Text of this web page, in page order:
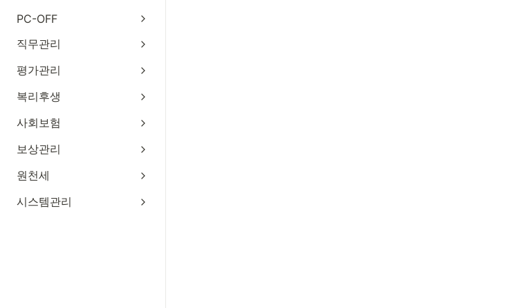
PC-OFF
직무관리
평가관리
복리후생
사회보험
보상관리
원천세
시스템관리